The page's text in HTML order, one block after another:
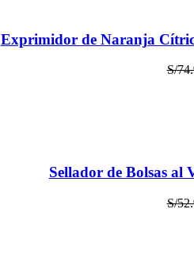
Exprimidor de Naranja
S/
Sellador de Bolsas al
S/